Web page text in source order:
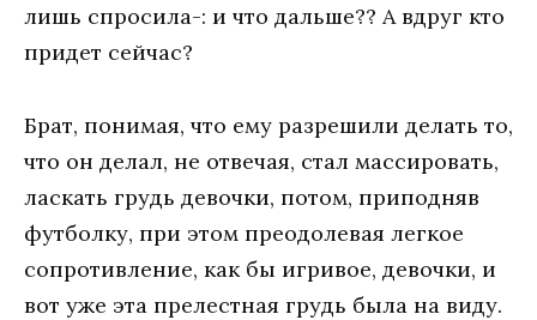
лишь спросила-: и что дальше?? А вдруг кто
придет сейчас?
Брат, понимая, что ему разрешили делать то,
что он делал, не отвечая, стал массировать,
ласкать грудь девочки, потом, приподняв
футболку, при этом преодолевая легкое
сопротивление, как бы игривое, девочки, и
вот уже эта прелестная грудь была на виду.